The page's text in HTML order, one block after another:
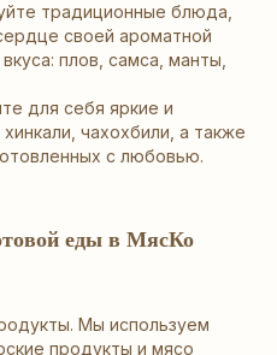
традиционные блюда,
своей ароматной
плов, самса, манты,
для себя яркие и
чахохбили, а также
с любовью.
еды в МясКо
Мы используем
продукты и мясо